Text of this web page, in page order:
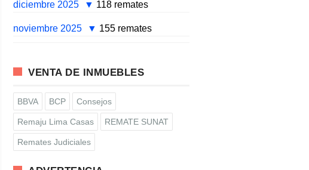
diciembre 2025
118 remates
noviembre 2025 155 remates
VENTA DE INMUEBLES
BBVA BCP Consejos
Remaju Lima Casas REMATE SUNAT
Remates Judiciales